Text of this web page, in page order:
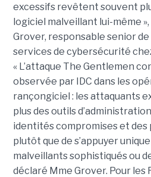
excessifs revêtent souvent
logiciel malveillant lui-même
Grover, responsable senior
services de cybersécurité
« L’attaque The Gentlemen
observée par IDC dans les
rançongiciel : les attaquants
plus des outils
identités compromises et des
plutôt que de s’appuyer
malveillants sophistiqués ou
déclaré Mme Grover. Pour les